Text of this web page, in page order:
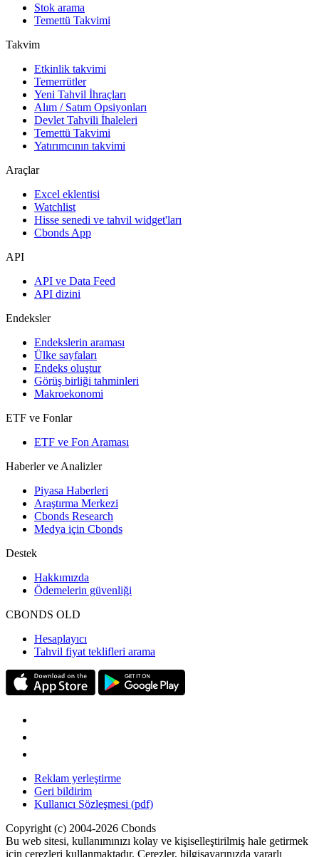
Stok arama
Temettü Takvimi
Takvim
Etkinlik takvimi
Temerrütler
Yeni Tahvil İhraçları
Alım / Satım Opsiyonları
Devlet Tahvili İhaleleri
Temettü Takvimi
Yatırımcının takvimi
Araçlar
Excel eklentisi
Watchlist
Hisse senedi ve tahvil widget'ları
Cbonds App
API
API ve Data Feed
API dizini
Endeksler
Endekslerin araması
Ülke sayfaları
Endeks oluştur
Görüş birliği tahminleri
Makroekonomi
ETF ve Fonlar
ETF ve Fon Araması
Haberler ve Analizler
Piyasa Haberleri
Araştırma Merkezi
Cbonds Research
Medya için Cbonds
Destek
Hakkımızda
Ödemelerin güvenliği
CBONDS OLD
Hesaplayıcı
Tahvil fiyat teklifleri arama
Reklam yerleştirme
Geri bildirim
Kullanıcı Sözleşmesi (pdf)
Copyright (c) 2004-2026 Cbonds
Bu web sitesi, kullanımınızı kolay ve kişiselleştirilmiş hale getirmek
için çerezleri kullanmaktadır. Çerezler, bilgisayarınızda yararlı